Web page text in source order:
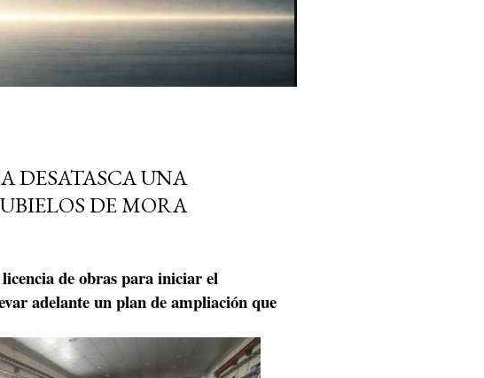
DESATASCA UNA
DE MORA
de obras para iniciar el
adelante un plan de ampliación que